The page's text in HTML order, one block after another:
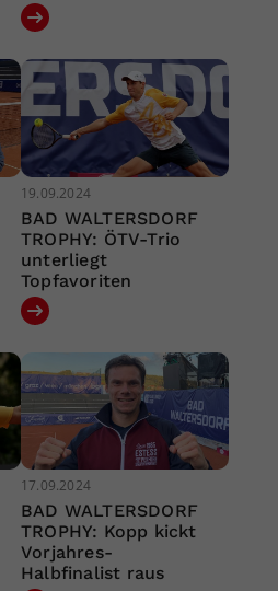
19.09.2024
BAD WALTERSDORF
TROPHY: ÖTV-Trio
unterliegt
Topfavoriten
17.09.2024
BAD WALTERSDORF
TROPHY: Kopp kickt
Vorjahres-
Halbfinalist raus